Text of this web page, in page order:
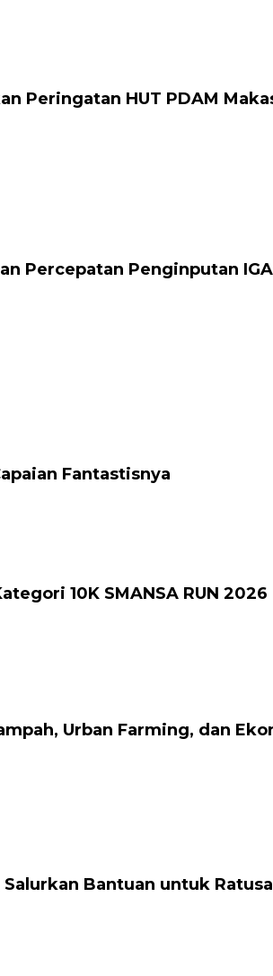
Peringatan HUT PDAM
Percepatan Penginputan
Fantastisnya
10K SMANSA RUN 2026
Urban Farming, dan
Bantuan untuk